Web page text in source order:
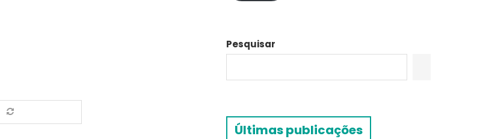
Pesquisar
Últimas publicações